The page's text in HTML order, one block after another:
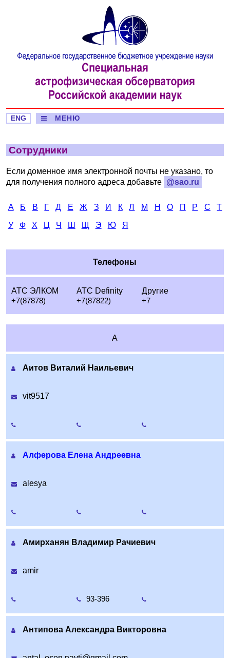
ENG МЕНЮ
Сотрудники
Если доменное имя электронной почты не указано, то
для получения полного адреса добавьте @sao.ru
А Б В Г Д Е Ж З И К Л М Н О П Р С Т
У Ф Х Ц Ч Ш Щ Э Ю Я
Телефоны
АТС ЭЛКОМ
+7(87878)
АТС Definity
+7(87822)
Другие
+7
А
Аитов Виталий Наильевич
vit9517
Алферова Елена Андреевна
alesya
Амирханян Владимир Рачиевич
amir
93-396
Антипова Александра Викторовна